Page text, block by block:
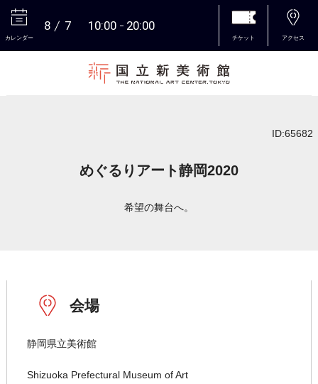
カレンダー
8 7 10:00 20:00
チケット アクセス
ID:65682
めぐるりアート静岡2020
希望の舞台へ。
会場
静岡県立美術館
Shizuoka Prefectural Museum of Art